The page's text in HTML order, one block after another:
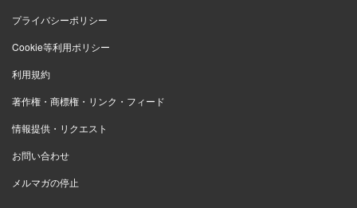
プライバシーポリシー
Cookie等利用ポリシー
利用規約
著作権・商標権・リンク・フィード
情報提供・リクエスト
お問い合わせ
メルマガの停止